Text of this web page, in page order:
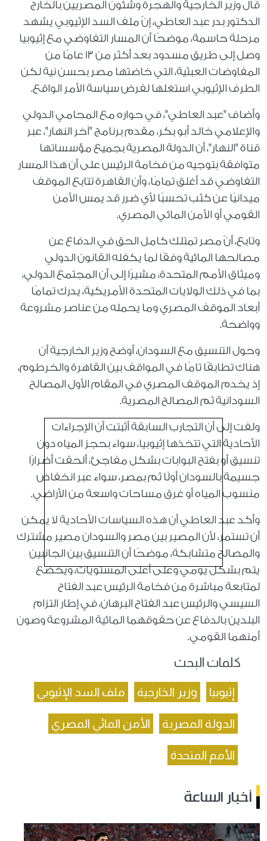
قال وزير الخارجية والهجرة وشئون المصريين بالخارج
الدكتور بدر عبد العاطي، إنّ ملف السد الإثيوبي يشهد
مرحلة حاسمة، موضحًا أن المسار التفاوضي مع إثيوبيا
وصل إلى طريق مسدود بعد أكثر من 13 عامًا من
المفاوضات العبثية، التي خاضتها مصر بحسن نية لكن
الطرف الإثيوبي استغلها لفرض سياسة الأمر الواقع.
وأضاف "عبد العاطي"، في حواره مع المحامي الدولي
والإعلامي خالد أبو بكر، مقدم برنامج "آخر النهار"، عبر
قناة "النهار"، أن الدولة المصرية بجميع مؤسساتها
متوافقة بتوجيه من فخامة الرئيس على أن هذا المسار
التفاوضي قد أغلق تمامًا، وأن القاهرة تتابع الموقف
ميدانيًا عن كثب تحسبًا لأي ضرر قد يمس الأمن
القومي أو الأمن المائي المصري.
وتابع، أنّ مصر تمتلك كامل الحق في الدفاع عن
مصالحها المائية وفقًا لما يكفله القانون الدولي
وميثاق الأمم المتحدة، مشيرًا إلى أن المجتمع الدولي،
بما في ذلك الولايات المتحدة الأمريكية، يدرك تمامًا
أبعاد الموقف المصري وما يحمله من عناصر مشروعة
وواضحة.
وحول التنسيق مع السودان، أوضح وزير الخارجية أن
هناك تطابقًا تامًا في المواقف بين القاهرة والخرطوم،
إذ يخدم الموقف المصري في المقام الأول المصالح
السودانية ثم المصالح المصرية.
ولفت إلى أن التجارب السابقة أثبتت أن الإجراءات
الأحادية التي تتخذها إثيوبيا، سواء بحجز المياه دون
تنسيق أو بفتح البوابات بشكل مفاجئ، ألحقت أضرارًا
جسيمة بالسودان أولًا ثم بمصر، سواء عبر انخفاض
منسوب المياه أو غرق مساحات واسعة من الأراضي.
وأكد عبد العاطي أن هذه السياسات الأحادية لا يمكن
أن تستمر، لأن المصير بين مصر والسودان مصير مشترك
والمصالح متشابكة، موضحًا أن التنسيق بين الجانبين
يتم بشكل يومي وعلى أعلى المستويات، ويخضع
لمتابعة مباشرة من فخامة الرئيس عبد الفتاح
السيسي والرئيس عبد الفتاح البرهان، في إطار التزام
البلدين بالدفاع عن حقوقهما المائية المشروعة وصون
أمنهما القومي.
كلمات البحث
إثيوبيا وزير الخارجية ملف السد الإثيوبي
الدولة المصرية الأمن المائي المصري
الأمم المتحدة
أخبار الساعة